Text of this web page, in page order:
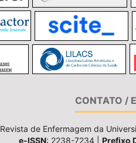
CONTATO /
Revista de Enfermagem da
e-ISSN: 2238-7234 | Prefixo